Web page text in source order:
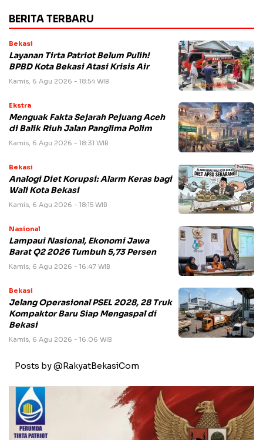
BERITA TERBARU
Bekasi
Layanan Tirta Patriot Belum Pulih!
BPBD Kota Bekasi Atasi Krisis Air
Kamis, 6 Agu 2026 - 18:54 WIB
Ekstra
Menguak Fakta Sejarah Pejuang Aceh
di Balik Riuh Jalan Panglima Polim
Kamis, 6 Agu 2026 - 18:31 WIB
Bekasi
Analogi Diet Korupsi: Alarm Keras bagi
Wali Kota Bekasi
Kamis, 6 Agu 2026 - 18:15 WIB
Nasional
Lampaui Nasional, Ekonomi Jawa
Barat Q2 2026 Tumbuh 5,73 Persen
Kamis, 6 Agu 2026 - 16:47 WIB
Bekasi
Jelang Operasional PSEL 2028, 28 Truk
Kompaktor Baru Siap Mengaspal di
Bekasi
Kamis, 6 Agu 2026 - 16:06 WIB
Posts by @RakyatBekasiCom